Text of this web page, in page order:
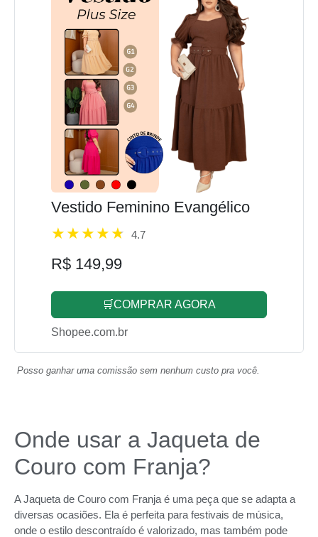
Vestido Feminino Evangélico
4.7
R$ 149,99
🛒COMPRAR AGORA
Shopee.com.br
Posso ganhar uma comissão sem nenhum custo pra você.
Onde usar a Jaqueta de
Couro com Franja?
A Jaqueta de Couro com Franja é uma peça que se adapta a
diversas ocasiões. Ela é perfeita para festivais de música,
onde o estilo descontraído é valorizado, mas também pode